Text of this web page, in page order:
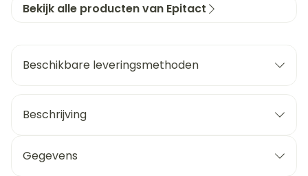
Bekijk alle producten van Epitact
Beschikbare leveringsmethoden
Beschrijving
Gegevens